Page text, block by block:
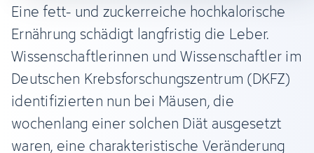
Eine fett- und zuckerreiche hochkalorische
Ernährung schädigt langfristig die Leber.
Wissenschaftlerinnen und Wissenschaftler im
Deutschen Krebsforschungszentrum (DKFZ)
identifizierten nun bei Mäusen, die
wochenlang einer solchen Diät ausgesetzt
waren, eine charakteristische Veränderung